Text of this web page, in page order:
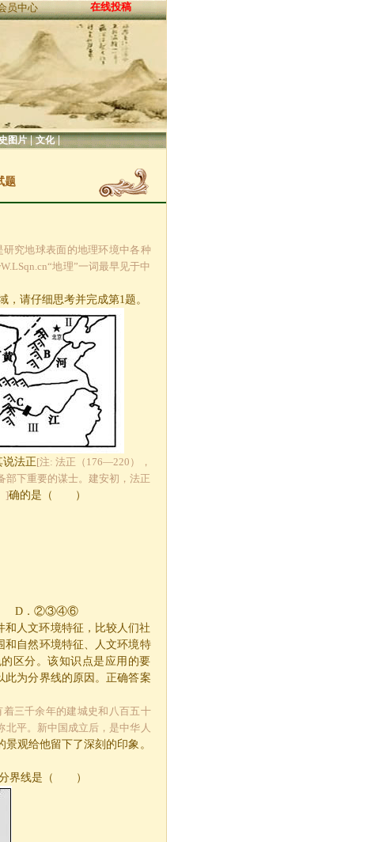
员中心 在线投稿
图片|文化|
题
研究地球表面的地理环境中各种
地理”一词最早见于中
，请仔细思考并完成第1题。
说法正[注: 法正（176—220），
部下重要的谋士。建安初，法正
]确的是（ ）
D． ②③④⑥
和人文环境特征，比较人们社
和自然环境特征、人文环境特
区分。该知识点是应用的要
此为分界线的原因。正确答案
着三千余年的建城史和八百五十
北平。新中国成立后，是中华人
观给他留下了深刻的印象。
分界线是（ ）